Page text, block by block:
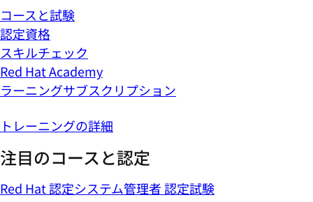
コースと試験
認定資格
スキルチェック
Red Hat Academy
ラーニングサブスクリプション
トレーニングの詳細
注目のコースと認定
Red Hat 認定システム管理者 認定試験